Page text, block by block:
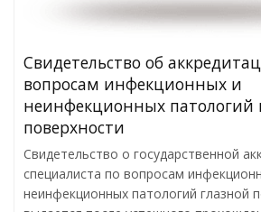
Cвидетельство об
вопросам инфекционных и
неинфекционных патологий
поверхности
Свидетельство о государственной
специалиста по вопросам
неинфекционных патологий глазной